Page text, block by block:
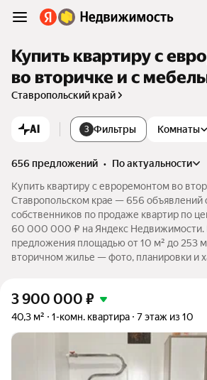
Купить квартиру с
во вторичке и с
Ставропольский край
AI 3 Фильтры Комнаты
656 предложений •
по актуальности
Купить квартиру с евроремонтом во
Ставропольском крае — 656 объявлений
собственников по продаже квартир по
60 000 000 ₽ на Яндекс Недвижимости.
предложения площадью от 10 м² до 253
вторичном жилье — фото, планировки и
3 900 000 ₽
40,3 м² 1-комн. квартира 7 этаж из 10